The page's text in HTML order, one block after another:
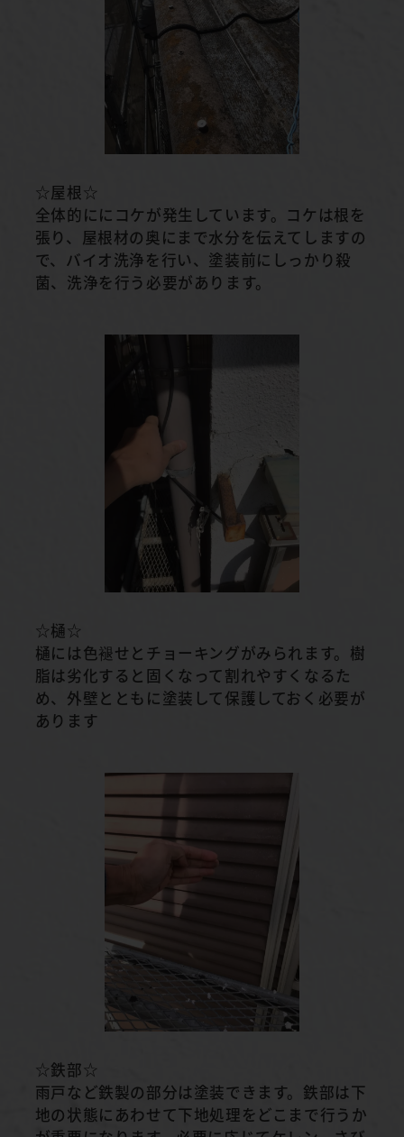
☆屋根☆
全体的ににコケが発生しています。コケは根を
張り、屋根材の奥にまで水分を伝えてしますの
で、バイオ洗浄を行い、塗装前にしっかり殺
菌、洗浄を行う必要があります。
☆樋☆
樋には色褪せとチョーキングがみられます。樹
脂は劣化すると固くなって割れやすくなるた
め、外壁とともに塗装して保護しておく必要が
あります
☆鉄部☆
雨戸など鉄製の部分は塗装できます。鉄部は下
地の状態にあわせて下地処理をどこまで行うか